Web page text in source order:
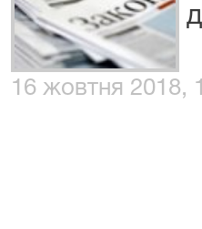
16 жовтня 2018,